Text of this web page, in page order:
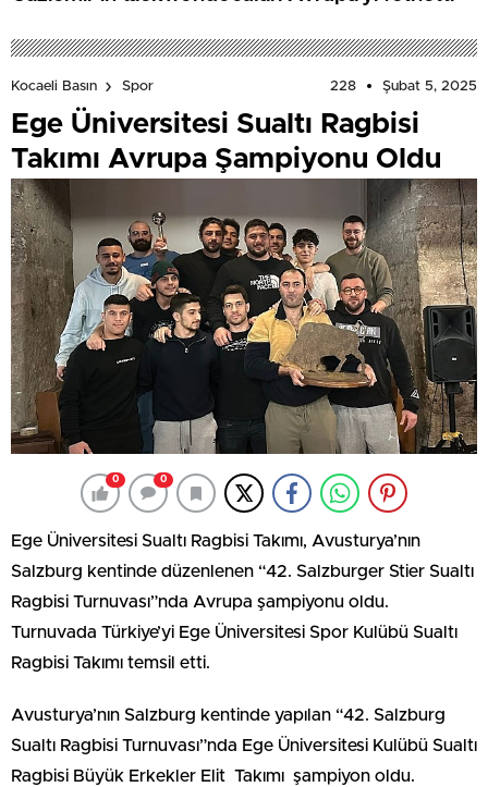
Kocaeli Basın Spor 228 Şubat 5, 2025
Ege Üniversitesi Sualtı Ragbisi
Takımı Avrupa Şampiyonu Oldu
0 0
Ege Üniversitesi Sualtı Ragbisi Takımı, Avusturya’nın
Salzburg kentinde düzenlenen “42. Salzburger Stier Sualtı
Ragbisi Turnuvası”nda Avrupa şampiyonu oldu.
Turnuvada Türkiye’yi Ege Üniversitesi Spor Kulübü Sualtı
Ragbisi Takımı temsil etti.
Avusturya’nın Salzburg kentinde yapılan “42. Salzburg
Sualtı Ragbisi Turnuvası”nda Ege Üniversitesi Kulübü Sualtı
Ragbisi Büyük Erkekler Elit Takımı şampiyon oldu.